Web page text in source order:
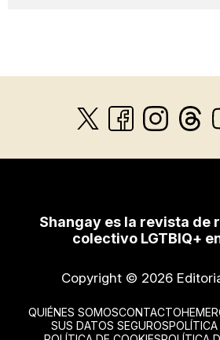
Shangay es la revista de
colectivo LGTBIQ+
Copyright © 2026
QUIÉNES SOMOSCONTACTO
SUS DATOS SEGUROSPOLÍTICA